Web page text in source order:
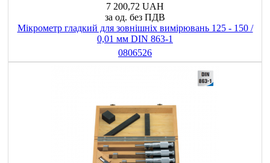
7 200,72 UAH
за од. без ПДВ
Мікрометр гладкий для зовнішніх вимірювань 125 - 150 /
0,01 мм DIN 863-1
0806526